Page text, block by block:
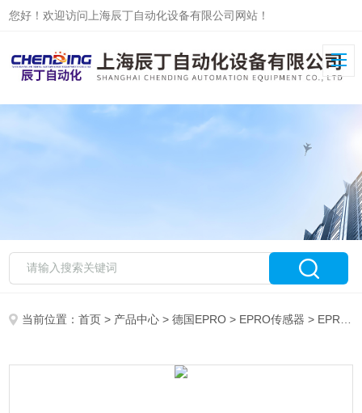
您好！欢迎访问上海辰丁自动化设备有限公司网站！
当前位置：首页 > 产品中心 >德国EPRO > EPRO传感器 > EPRO轴振动变送器MMS3110/022-000辰丁主推